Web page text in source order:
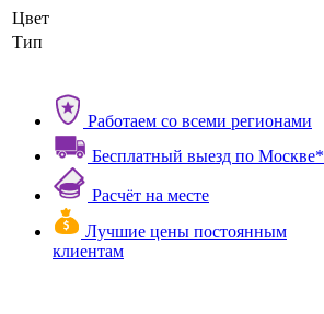
Цвет
Тип
Работаем со всеми регионами
Бесплатный выезд по Москве*
Расчёт на месте
Лучшие цены постоянным
клиентам